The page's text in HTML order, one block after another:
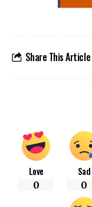
Share This Article
Love
0
Sad
0